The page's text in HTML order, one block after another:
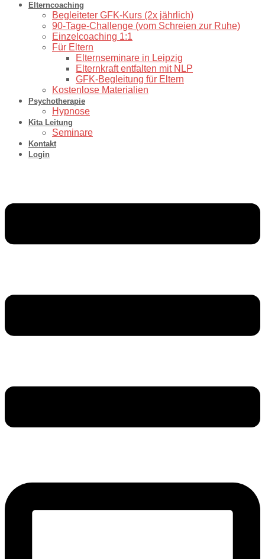
Elterncoaching
⁠Begleiteter GFK-Kurs (2x jährlich)
90-Tage-Challenge (vom Schreien zur Ruhe)
⁠Einzelcoaching 1:1
Für Eltern
Elternseminare in Leipzig
Elternkraft entfalten mit NLP
GFK-Begleitung für Eltern
Kostenlose Materialien
Psychotherapie
Hypnose
Kita Leitung
Seminare
Kontakt
Login